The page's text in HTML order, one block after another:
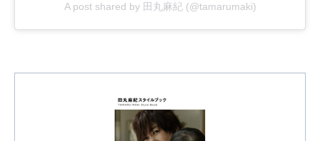
A post shared by 田丸麻紀 (@tamarumaki)